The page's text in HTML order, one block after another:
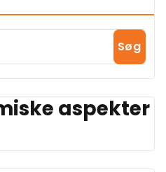
Søg
aspekter